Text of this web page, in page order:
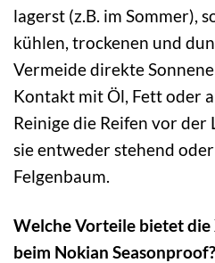
lagerst (z.B. im Sommer),
kühlen, trockenen und
Vermeide direkte
Kontakt mit Öl, Fett oder
Reinige die Reifen vor der
sie entweder stehend
Felgenbaum.
Welche Vorteile bietet die
beim Nokian Seasonproof?